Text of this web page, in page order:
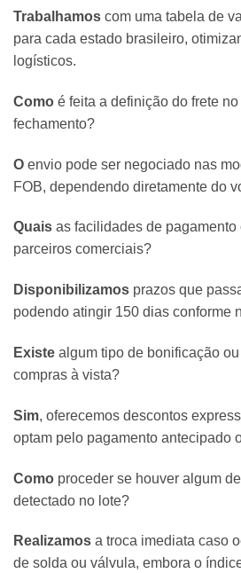
Trabalhamos com uma tabela de
para cada estado brasileiro,
logísticos.
Como é feita a definição do frete
fechamento?
O envio pode ser negociado nas
FOB, dependendo diretamente do
Quais as facilidades de
parceiros comerciais?
Disponibilizamos prazos que
podendo atingir 150 dias conforme
Existe algum tipo de bonificação
compras à vista?
Sim, oferecemos descontos
optam pelo pagamento antecipado
Como proceder se houver algum
detectado no lote?
Realizamos a troca imediata caso
de solda ou válvula, embora o